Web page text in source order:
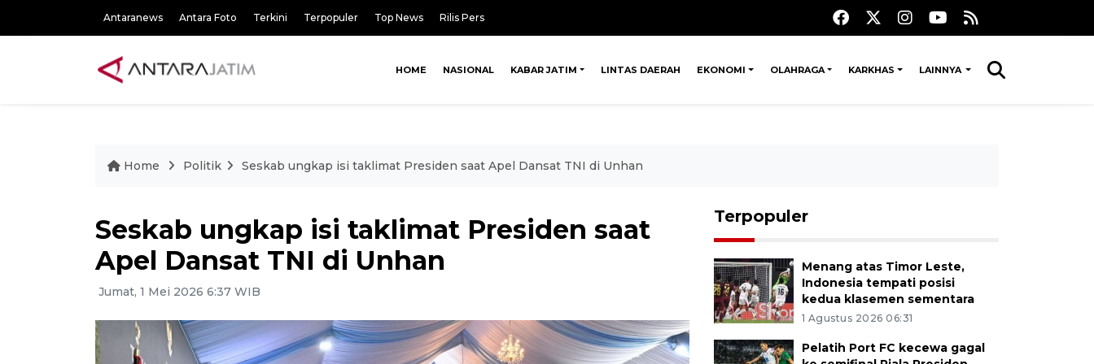
Antaranews Antara Foto Terkini Terpopuler Top News Rilis Pers
HOME NASIONAL KABAR JATIM LINTAS DAERAH EKONOMI OLAHRAGA KARKHAS LAINNYA
Home Politik Seskab ungkap isi taklimat Presiden saat Apel Dansat TNI di Unhan
Seskab ungkap isi taklimat Presiden saat
Apel Dansat TNI di Unhan
Jumat, 1 Mei 2026 6:37 WIB
Terpopuler
Menang atas Timor Leste,
Indonesia tempati posisi
kedua klasemen sementara
1 Agustus 2026 06:31
Pelatih Port FC kecewa gagal